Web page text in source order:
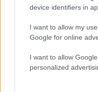
device identifiers in
I want to allow my
Google for online
I want to allow
personalized